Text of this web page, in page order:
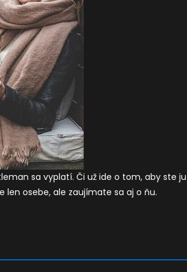
sa vyplatí. Či už ide o tom, aby ste ju
len osebe, ale zaujímate sa aj o ňu.